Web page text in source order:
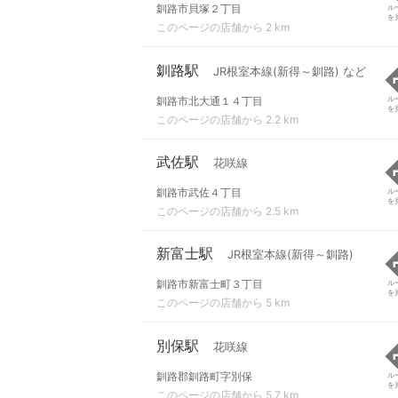
釧路市貝塚２丁目
このページの店舗から 2 km
ル
を
釧路駅 JR根室本線(新得～釧路) など
釧路市北大通１４丁目
このページの店舗から 2.2 km
ル
を
武佐駅 花咲線
釧路市武佐４丁目
このページの店舗から 2.5 km
ル
を
新富士駅 JR根室本線(新得～釧路)
釧路市新富士町３丁目
このページの店舗から 5 km
ル
を
別保駅 花咲線
釧路郡釧路町字別保
このページの店舗から 5.7 km
ル
を